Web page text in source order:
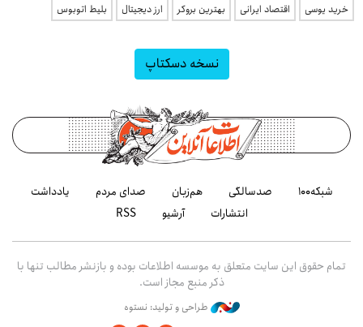
خرید یوسی
اقتصاد ایرانی بهترین بروکر ارز دیجیتال بلیط اتوبوس
نسخه دسکتاپ
شبکه۱۰۰ صدسالگی هم‌زبان صدای مردم
یادداشت
انتشارات
آرشیو RSS
تمام حقوق این سایت متعلق به موسسه اطلاعات بوده و بازنشر مطالب تنها با
ذکر منبع مجاز است.
طراحی و تولید: نستوه